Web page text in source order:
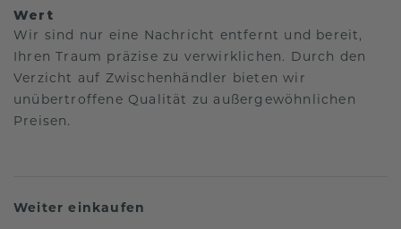
Wert
Wir sind nur eine Nachricht entfernt und bereit,
Ihren Traum präzise zu verwirklichen. Durch den
Verzicht auf Zwischenhändler bieten wir
unübertroffene Qualität zu außergewöhnlichen
Preisen.
Weiter einkaufen